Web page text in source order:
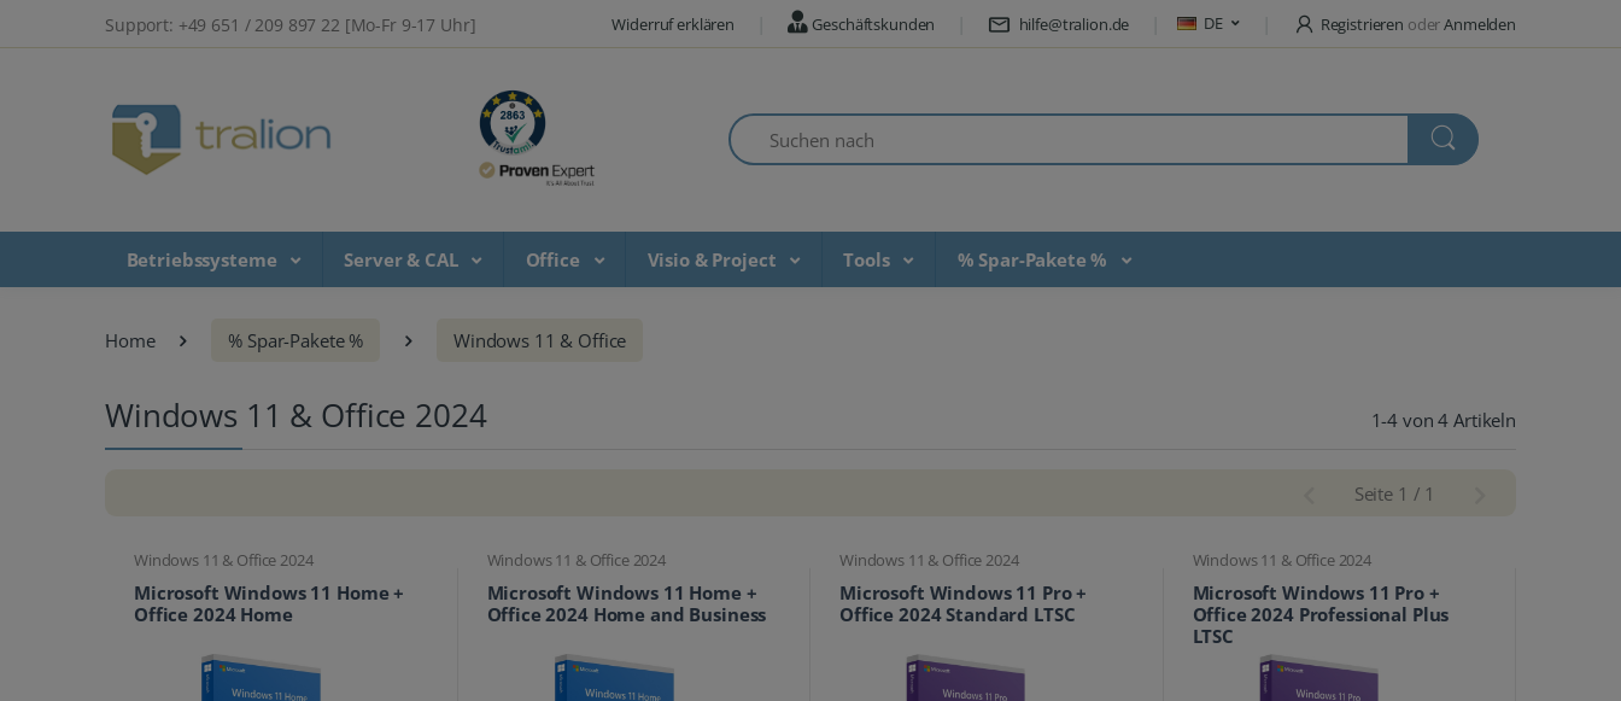
Support: +49 651 / 209 897 22 [Mo-Fr 9-17 Uhr] Widerruf erklären Geschäftskunden hilfe@tralion.de DE Registrieren oderAnmelden
Suchen nach
Betriebssysteme Server & CAL Office Visio & Project Tools % Spar-Pakete %
Home % Spar-Pakete % Windows 11 & Office
Windows 11 & Office 2024 1-4 von 4 Artikeln
Seite 1 / 1
Windows 11 & Office 2024
Microsoft Windows 11 Home +
Office 2024 Home
Windows 11 & Office 2024
Microsoft Windows 11 Home +
Office 2024 Home and Business
Windows 11 & Office 2024
Microsoft Windows 11 Pro +
Office 2024 Standard LTSC
Windows 11 & Office 2024
Microsoft Windows 11 Pro +
Office 2024 Professional Plus
LTSC